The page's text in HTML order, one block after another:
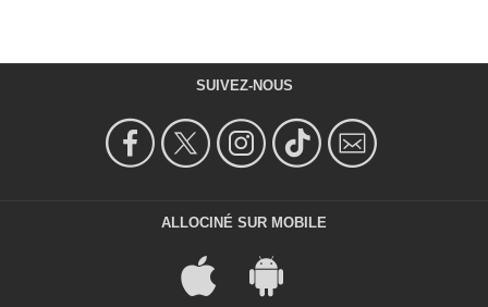
SUIVEZ-NOUS
ALLOCINÉ SUR MOBILE